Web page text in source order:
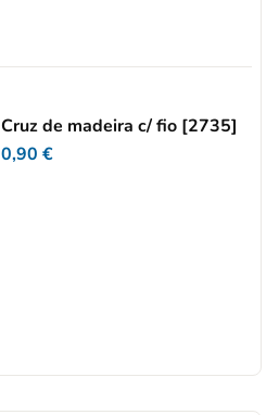
Cruz de madeira c/ fio [2735]
0,90€